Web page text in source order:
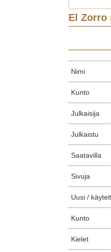
El Zorro
Nimi
Kunto
Julkaisija
Julkaistu
Saatavilla
Sivuja
Uusi /
Kunto
Kielet